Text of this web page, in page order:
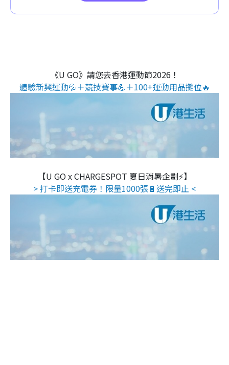
《U GO》請您去香港運動節2026！
體驗新興運動💦＋競技賽事💪＋100+運動用品攤位🔥
【U GO x CHARGESPOT 夏日消暑企劃⚡】
> 打卡即送充電券！限量1000張🔋送完即止 <